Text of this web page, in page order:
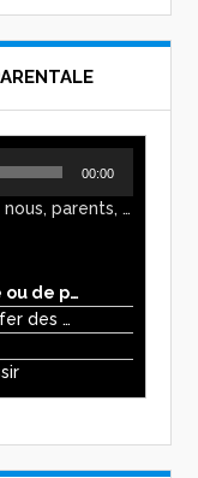
00:00
En matière d'éducation, nous, parents, avons l'impression de faire preuve d'autorité. Mais n'est-ce pas, parfois, plutôt un jeu de pouvoir ? Ce podcast vous permettra d'y voir plus clair !
1. Faites-vous preuve d'autorité ou de pouvoir avec vos enfants ?
2. Ma méthode pour sortir de l'enfer des écrans